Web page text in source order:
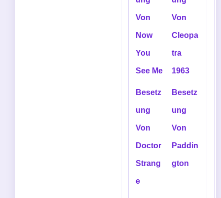
Von
Now
You
See Me
Von
Cleopa
tra
1963
Besetz
ung
Von
Doctor
Strang
e
Besetz
ung
Von
Paddin
gton